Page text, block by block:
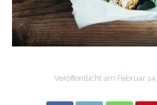
Veröffentlicht am Februar